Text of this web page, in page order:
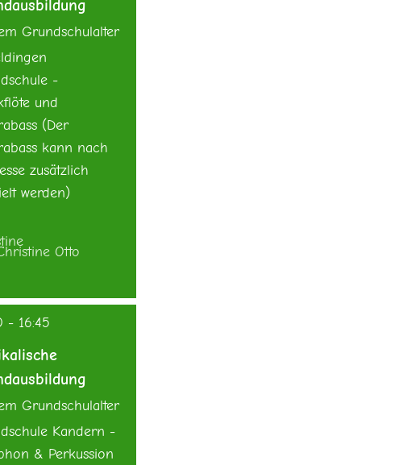
Grundschulalter
-
und
(Der
kann nach
zusätzlich
werden)
Otto
- 16:45
Grundschulalter
Kandern -
& Perkussion